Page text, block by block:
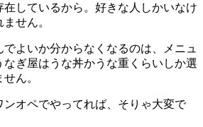
しているから。好きな人しかいなけ
せん。
よいか分からなくなるのは、メニュ
ぎ屋はうな丼かうな重くらいしか選
ん。
ンオペでやってれば、そりゃ大変で